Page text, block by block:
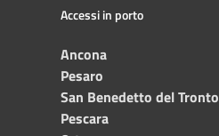
Accessi in porto
Ancona
Pesaro
San Benedetto del Tronto
Pescara